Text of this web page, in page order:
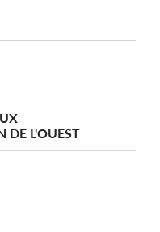
DE L'OUEST